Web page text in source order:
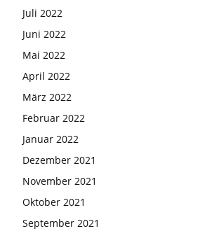
Juli 2022
Juni 2022
Mai 2022
April 2022
März 2022
Februar 2022
Januar 2022
Dezember 2021
November 2021
Oktober 2021
September 2021